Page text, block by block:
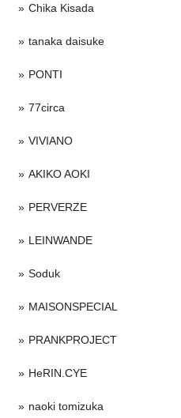
Chika Kisada
tanaka daisuke
PONTI
77circa
VIVIANO
AKIKO AOKI
PERVERZE
LEINWANDE
Soduk
MAISONSPECIAL
PRANKPROJECT
HeRIN.CYE
naoki tomizuka